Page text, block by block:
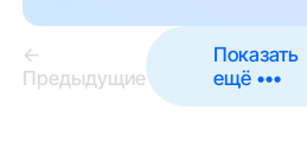
←
Предыдущие
Показать
ещё •••